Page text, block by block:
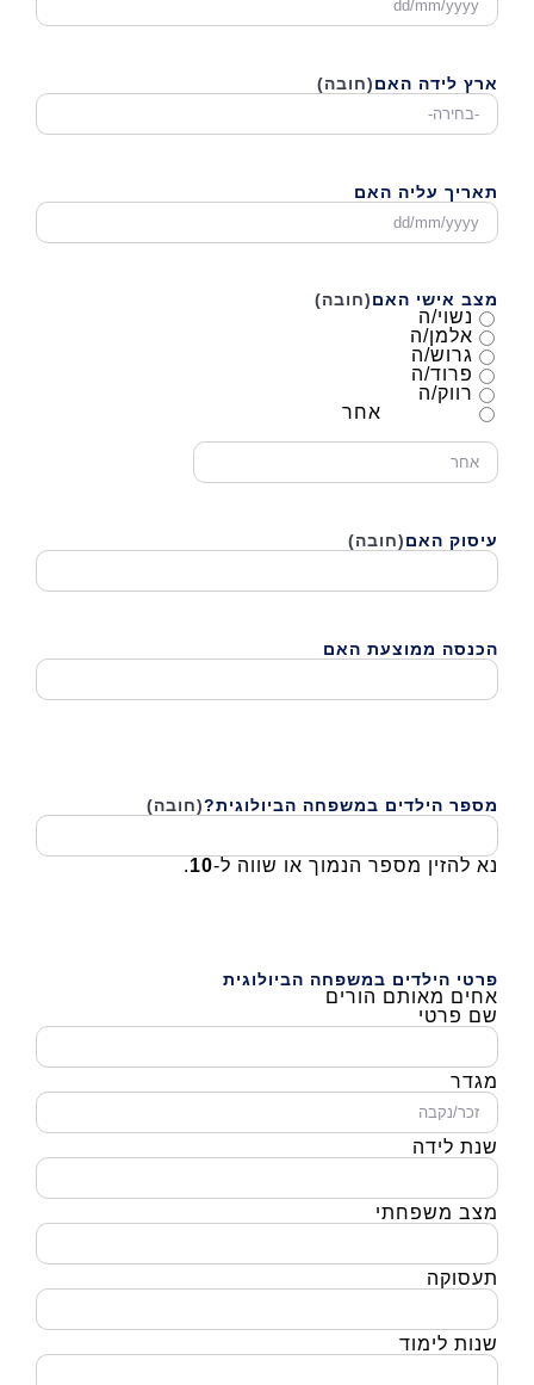
DD
סלאש
YYYY
ארץ לידה האם(חובה)
תאריך עליה האם
DD
סלאש
YYYY
מצב אישי האם(חובה)
נשוי/ה
אלמן/ה
גרוש/ה
פרוד/ה
רווק/ה
אחר
עיסוק האם(חובה)
הכנסה ממוצעת האם
מספר הילדים במשפחה הביולוגית?(חובה)
נא להזין מספר הנמוך או שווה ל-10
.
פרטי הילדים במשפחה הביולוגית
אחים מאותם הורים